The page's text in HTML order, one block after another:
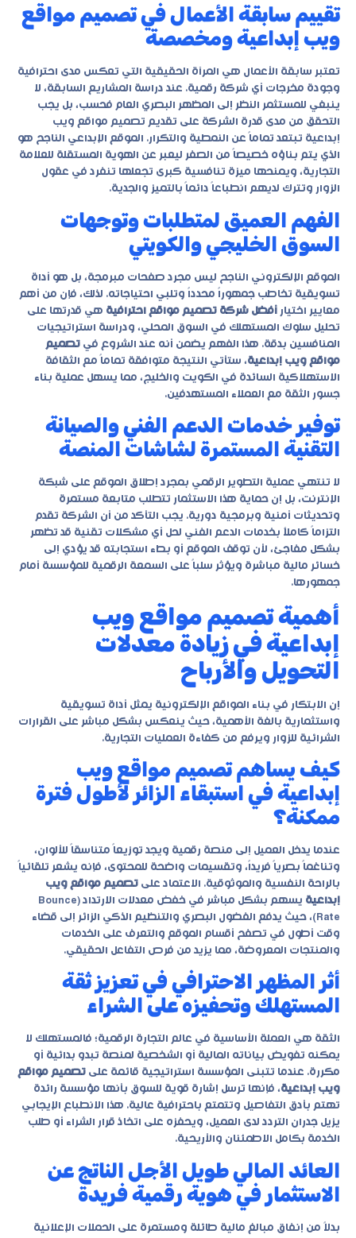
تقييم سابقة الأعمال في تصميم مواقع
ويب إبداعية ومخصصة
تعتبر سابقة الأعمال هي المرآة الحقيقية التي تعكس مدى احترافية
وجودة مخرجات أي شركة رقمية. عند دراسة المشاريع السابقة، لا
ينبغي للمستثمر النظر إلى المظهر البصري العام فحسب، بل يجب
التحقق من مدى قدرة الشركة على تقديم تصميم مواقع ويب
إبداعية تبتعد تماماً عن النمطية والتكرار. الموقع الإبداعي الناجح هو
الذي يتم بناؤه خصيصاً من الصفر ليعبر عن الهوية المستقلة للعلامة
التجارية، ويمنحها ميزة تنافسية كبرى تجعلها تنفرد في عقول
الزوار وتترك لديهم انطباعاً دائماً بالتميز والجدية.
الفهم العميق لمتطلبات وتوجهات
السوق الخليجي والكويتي
الموقع الإلكتروني الناجح ليس مجرد صفحات مبرمجة، بل هو أداة
تسويقية تخاطب جمهوراً محدداً وتلبي احتياجاته. لذلك، فإن من أهم
معايير اختيار أفضل شركة تصميم مواقع احترافية هي قدرتها على
تحليل سلوك المستهلك في السوق المحلي، ودراسة استراتيجيات
المنافسين بدقة. هذا الفهم يضمن أنه عند الشروع في تصميم
مواقع ويب إبداعية، ستأتي النتيجة متوافقة تماماً مع الثقافة
الاستهلاكية السائدة في الكويت والخليج، مما يسهل عملية بناء
جسور الثقة مع العملاء المستهدفين.
توفير خدمات الدعم الفني والصيانة
التقنية المستمرة لشاشات المنصة
لا تنتهي عملية التطوير الرقمي بمجرد إطلاق الموقع على شبكة
الإنترنت، بل إن حماية هذا الاستثمار تتطلب متابعة مستمرة
وتحديثات أمنية وبرمجية دورية. يجب التأكد من أن الشركة تقدم
التزاماً كاملاً بخدمات الدعم الفني لحل أي مشكلات تقنية قد تظهر
بشكل مفاجئ، لأن توقف الموقع أو بطء استجابته قد يؤدي إلى
خسائر مالية مباشرة ويؤثر سلباً على السمعة الرقمية للمؤسسة أمام
جمهورها.
أهمية تصميم مواقع ويب
إبداعية في زيادة معدلات
التحويل والأرباح
إن الابتكار في بناء المواقع الإلكترونية يمثل أداة تسويقية
واستثمارية بالغة الأهمية، حيث ينعكس بشكل مباشر على القرارات
الشرائية للزوار ويرفع من كفاءة العمليات التجارية.
كيف يساهم تصميم مواقع ويب
إبداعية في استبقاء الزائر لأطول فترة
ممكنة؟
عندما يدخل العميل إلى منصة رقمية ويجد توزيعاً متناسقاً للألوان،
وتناغماً بصرياً فريداً، وتقسيمات واضحة للمحتوى، فإنه يشعر تلقائياً
بالراحة النفسية والموثوقية. الاعتماد على تصميم مواقع ويب
إبداعية
يسهم بشكل مباشر في خفض معدلات الارتداد (Bounce
Rate)، حيث يدفع الفضول البصري والتنظيم الذكي الزائر إلى قضاء
وقت أطول في تصفح أقسام الموقع والتعرف على الخدمات
والمنتجات المعروضة، مما يزيد من فرص التفاعل الحقيقي.
أثر المظهر الاحترافي في تعزيز ثقة
المستهلك وتحفيزه على الشراء
الثقة هي العملة الأساسية في عالم التجارة الرقمية؛ فالمستهلك لا
يمكنه تفويض بياناته المالية أو الشخصية لمنصة تبدو بدائية أو
مكررة. عندما تتبنى المؤسسة استراتيجية قائمة على تصميم مواقع
ويب إبداعية، فإنها ترسل إشارة قوية للسوق بأنها مؤسسة رائدة
تهتم بأدق التفاصيل وتتمتع باحترافية عالية. هذا الانطباع الإيجابي
يزيل جدران التردد لدى العميل، ويحفزه على اتخاذ قرار الشراء أو طلب
الخدمة بكامل الاطمئنان والأريحية.
العائد المالي طويل الأجل الناتج عن
الاستثمار في هوية رقمية فريدة
بدلاً من إنفاق مبالغ مالية طائلة ومستمرة على الحملات الإعلانية